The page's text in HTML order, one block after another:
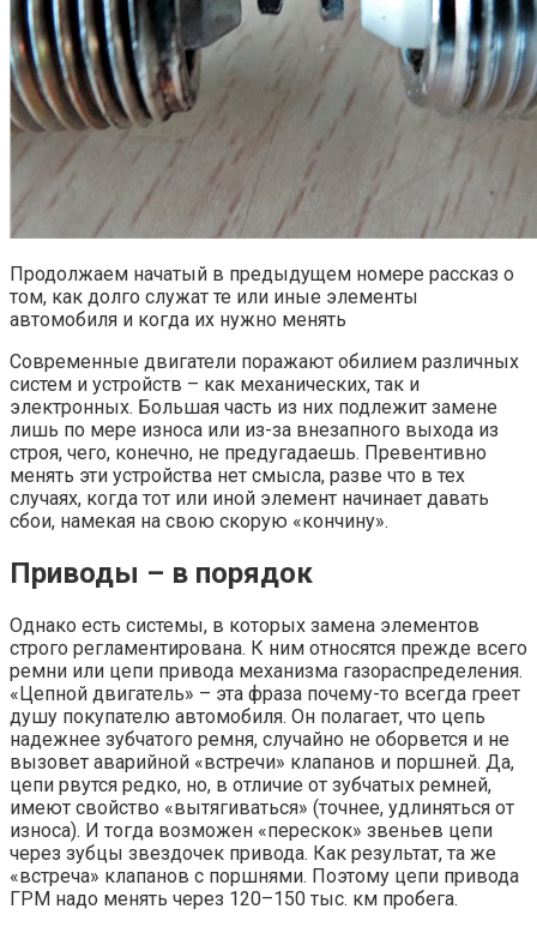
Продолжаем начатый в предыдущем номере рассказ о
том, как долго служат те или иные элементы
автомобиля и когда их нужно менять
Современные двигатели поражают обилием различных
систем и устройств – как механических, так и
электронных. Большая часть из них подлежит замене
лишь по мере износа или из-за внезапного выхода из
строя, чего, конечно, не предугадаешь. Превентивно
менять эти устройства нет смысла, разве что в тех
случаях, когда тот или иной элемент начинает давать
сбои, намекая на свою скорую «кончину».
Приводы – в порядок
Однако есть системы, в которых замена элементов
строго регламентирована. К ним относятся прежде всего
ремни или цепи привода механизма газораспределения.
«Цепной двигатель» – эта фраза почему-то всегда греет
душу покупателю автомобиля. Он полагает, что цепь
надежнее зубчатого ремня, случайно не оборвется и не
вызовет аварийной «встречи» клапанов и поршней. Да,
цепи рвутся редко, но, в отличие от зубчатых ремней,
имеют свойство «вытягиваться» (точнее, удлиняться от
износа). И тогда возможен «перескок» звеньев цепи
через зубцы звездочек привода. Как результат, та же
«встреча» клапанов с поршнями. Поэтому цепи привода
ГРМ надо менять через 120–150 тыс. км пробега.